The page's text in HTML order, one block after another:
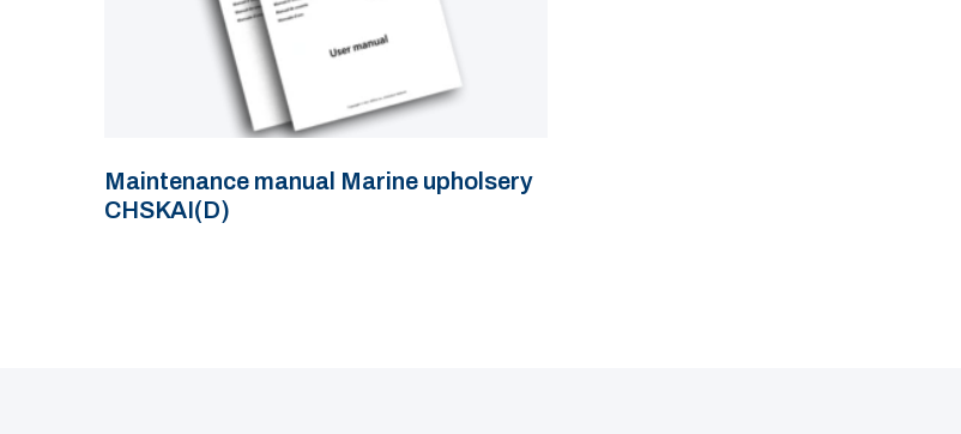
Maintenance manual Marine upholsery
CHSKAI(D)